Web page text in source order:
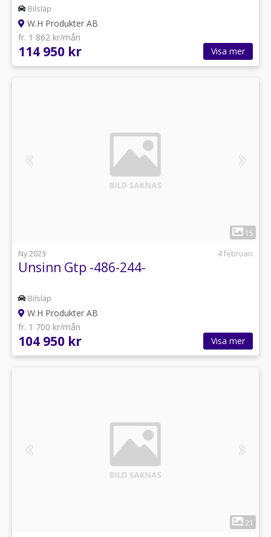
Bilsläp
W.H Produkter AB
fr. 1 862 kr/mån
114 950 kr Visa mer
15
Ny 2023
4 februari
Unsinn Gtp -486-244-
Bilsläp
W.H Produkter AB
fr. 1 700 kr/mån
104 950 kr Visa mer
21